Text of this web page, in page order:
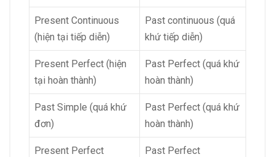
Present Continuous
(hiện tại tiếp diễn)
Past continuous (quá
khứ tiếp diễn)
Present Perfect (hiện
tại hoàn thành)
Past Perfect (quá khứ
hoàn thành)
Past Simple (quá khứ
đơn)
Past Perfect (quá khứ
hoàn thành)
Present Perfect
Past Perfect